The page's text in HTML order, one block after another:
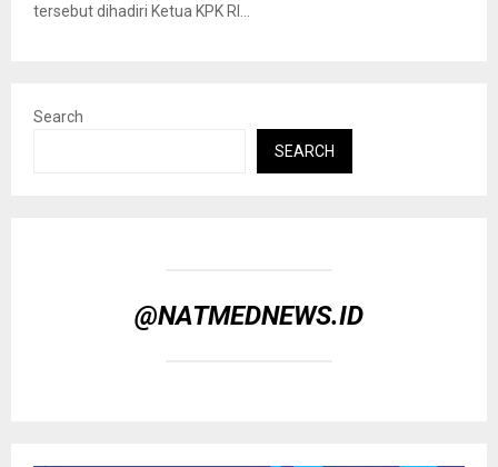
tersebut dihadiri Ketua KPK RI...
Search
SEARCH
@NATMEDNEWS.ID